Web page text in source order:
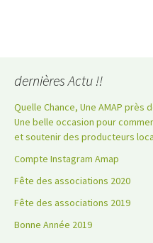
dernières Actu !!
Quelle Chance, Une AMAP près
Une belle occasion pour
et soutenir des producteurs
Compte Instagram Amap
Fête des associations 2020
Fête des associations 2019
Bonne Année 2019